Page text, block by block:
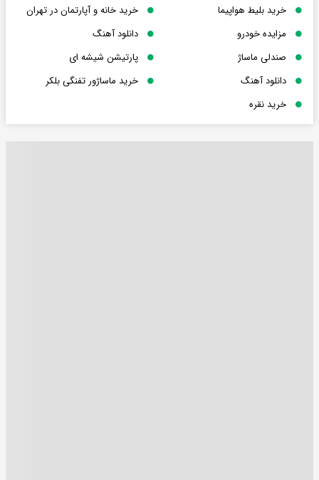
خرید بلیط هواپیما
خرید خانه و آپارتمان در تهران
مزایده خودرو
دانلود آهنگ
صندلی ماساژ
پارتیشن شیشه ای
دانلود آهنگ
خرید ماساژور تفنگی بلکر
خرید نقره